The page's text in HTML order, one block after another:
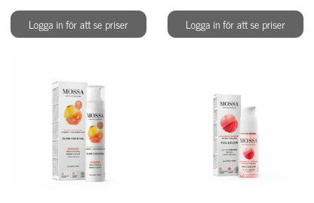
Logga in för att se priser Logga in för att se priser